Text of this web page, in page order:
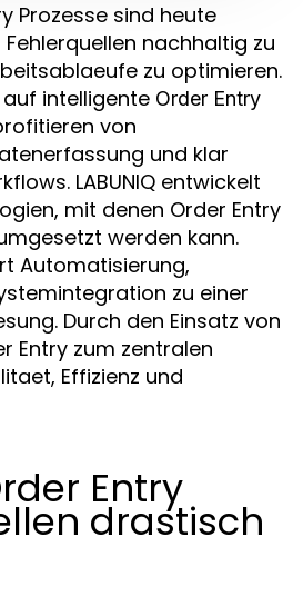
Prozesse sind heute
nachhaltig zu
zu optimieren.
intelligente Order Entry
von
und klar
LABUNIQ entwickelt
mit denen Order Entry
werden kann.
Automatisierung,
zu einer
Durch den Einsatz von
Entry zum zentralen
Effizienz und
Entry
drastisch